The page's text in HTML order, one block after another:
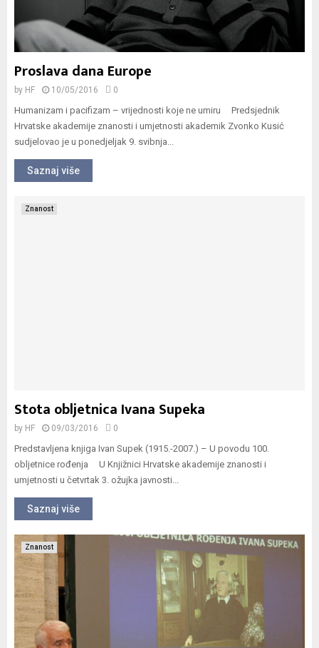
Proslava dana Europe
by HF 10/05/2016 0
Humanizam i pacifizam – vrijednosti koje ne umiru Predsjednik
Hrvatske akademije znanosti i umjetnosti akademik Zvonko Kusić
sudjelovao je u ponedjeljak 9. svibnja...
Saznaj više
Znanost
Stota obljetnica Ivana Supeka
by HF 09/03/2016 0
Predstavljena knjiga Ivan Supek (1915.-2007.) – U povodu 100.
obljetnice rođenja U Knjižnici Hrvatske akademije znanosti i
umjetnosti u četvrtak 3. ožujka javnosti...
Saznaj više
Znanost